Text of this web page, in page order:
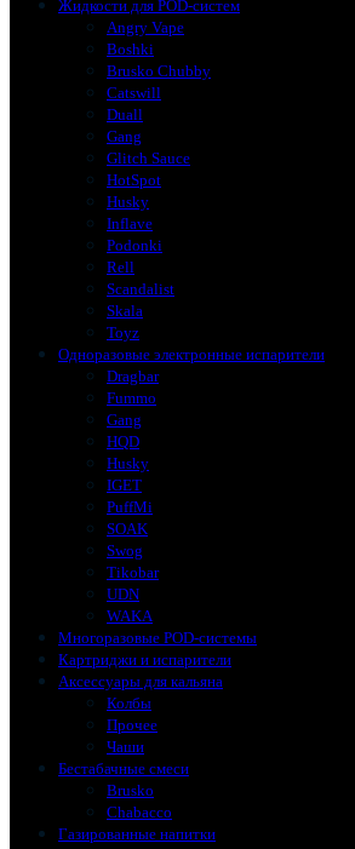
Жидкости для POD-систем
Angry Vape
Boshki
Brusko Chubby
Catswill
Duall
Gang
Glitch Sauce
HotSpot
Husky
Inflave
Podonki
Rell
Scandalist
Skala
Toyz
Одноразовые электронные испарители
Dragbar
Fummo
Gang
HQD
Husky
IGET
PuffMi
SOAK
Swog
Tikobar
UDN
WAKA
Многоразовые POD-системы
Картриджи и испарители
Аксессуары для кальяна
Колбы
Прочее
Чаши
Бестабачные смеси
Brusko
Chabacco
Газированные напитки